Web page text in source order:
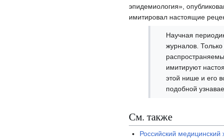
эпидемиология»,
имитировал настоящие
Научная
журналов.
имитируют
этой нише и его
подобной
См. также
Российский медицинский